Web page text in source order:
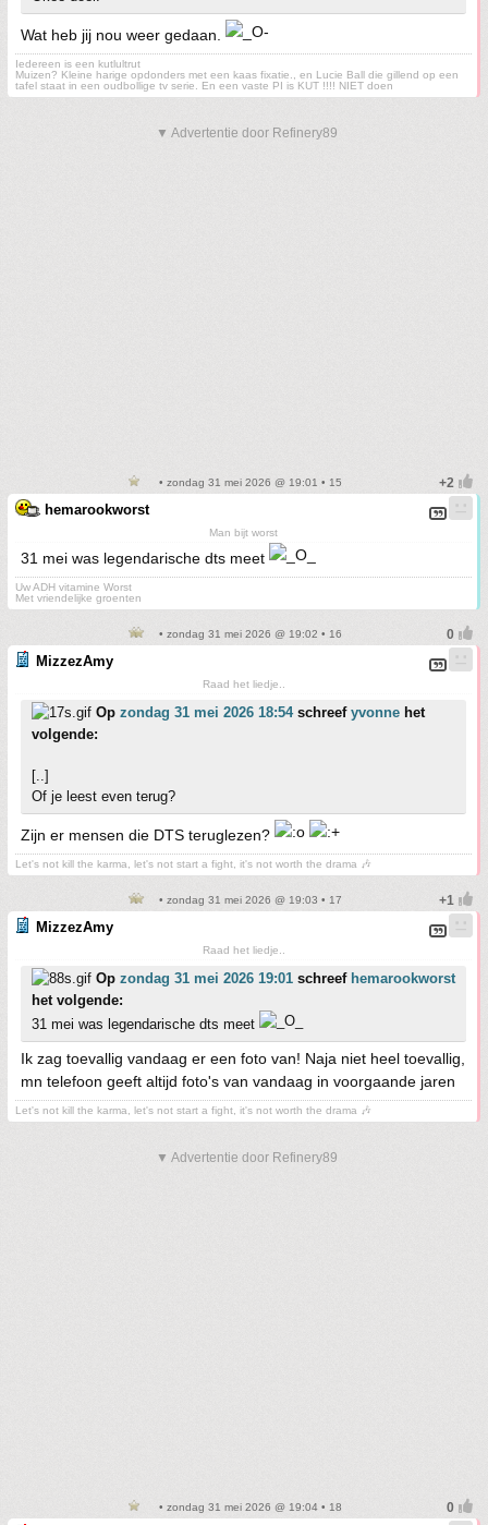
Wat heb jij nou weer gedaan.
Iedereen is een kutlultrut
Muizen? Kleine harige opdonders met een kaas fixatie., en Lucie Ball die gillend op een
tafel staat in een oudbollige tv serie. En een vaste PI is KUT !!!! NIET doen
▼ Advertentie door Refinery89
• zondag 31 mei 2026 @ 19:01 • 15
hemarookworst
Man bijt worst
31 mei was legendarische dts meet
Uw ADH vitamine Worst
Met vriendelijke groenten
• zondag 31 mei 2026 @ 19:02 • 16
MizzezAmy
Raad het liedje..
Op zondag 31 mei 2026 18:54schreef yvonne het
volgende:
[..]
Of je leest even terug?
Zijn er mensen die DTS teruglezen?
Let's not kill the karma, let's not start a fight, it's not worth the drama 🎶
• zondag 31 mei 2026 @ 19:03 • 17
MizzezAmy
Raad het liedje..
Op zondag 31 mei 2026 19:01 schreef hemarookworst
het volgende:
31 mei was legendarische dts meet
Ik zag toevallig vandaag er een foto van! Naja niet heel toevallig,
mn telefoon geeft altijd foto's van vandaag in voorgaande jaren
Let's not kill the karma, let's not start a fight, it's not worth the drama 🎶
▼ Advertentie door Refinery89
• zondag 31 mei 2026 @ 19:04 • 18